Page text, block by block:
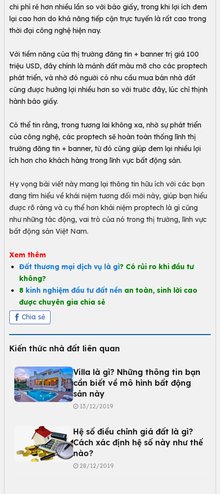
chi phí rẻ hơn nhiều lần so với báo giấy, trong khi lợi ích đem
lại cao hơn do khả năng tiếp cận trực tuyến là rất cao trong
thời đại công nghệ hiện nay.
Với tiềm năng của thị trường đăng tin + banner trị giá 100
triệu USD, đây chính là mảnh đất màu mỡ cho các proptech
phát triển, và nhờ đó người có nhu cầu mua bán nhà đất
cũng được hưởng lợi nhiều hơn so với trước đây, lúc chỉ thịnh
hành báo giấy.
Có thể tin rằng, trong tương lai không xa, nhờ sự phát triển
của công nghệ, các proptech sẽ hoàn toàn thống lĩnh thị
trường đăng tin + banner, từ đó cũng giúp đem lại nhiều lợi
ích hơn cho khách hàng trong lĩnh vực bất động sản.
Hy vọng bài viết này mang lại thông tin hữu ích với các bạn
đang tìm hiểu về khái niệm tương đối mới này, giúp bạn hiểu
được rõ ràng và cụ thể hơn khái niệm proptech là gì cũng
như những tác động, vai trò của nó trong thị trường, lĩnh vực
bất động sản Việt Nam.
Xem thêm
Đất thương mại dịch vụ là gì? Có rủi ro khi đầu tư
không?
8 kinh nghiệm đầu tư đất nền an toàn, sinh lời cao
được chuyên gia chia sẻ
Chia sẻ
Kiến thức nhà đất liên quan
Villa là gì? Những thông tin bạn
cần biết về mô hình bất động
sản này
13/12/2019
Hệ số điều chỉnh giá đất là gì?
Cách xác định hệ số này như thế
nào?
28/12/2019